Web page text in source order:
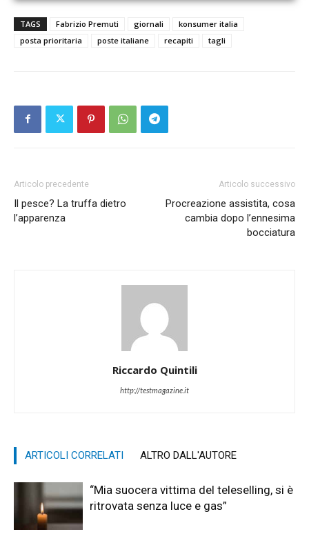
TAGS Fabrizio Premuti giornali
konsumer italia
posta prioritaria
poste italiane recapiti tagli
Articolo precedente
Il pesce? La truffa dietro
l’apparenza
Articolo successivo
Procreazione assistita, cosa
cambia dopo l’ennesima
bocciatura
Riccardo Quintili
http://testmagazine.it
ARTICOLI CORRELATI ALTRO DALL'AUTORE
“Mia suocera vittima del teleselling, si è
ritrovata senza luce e gas”